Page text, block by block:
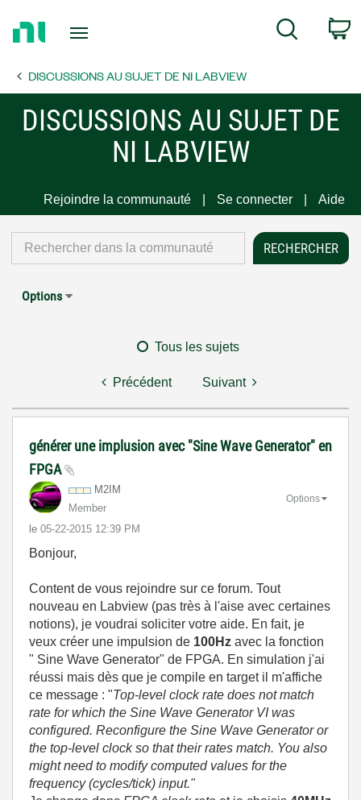
Page
Search
DISCUSSIONS AU SUJET DE NI LABVIEW
DISCUSSIONS AU SUJET DE
NI LABVIEW
Rejoindre la communauté Se connecter Aide
Options
Tous les sujets
Précédent Suivant
générer une implusion avec "Sine Wave Generator" en
FPGA
M2IM
Member
le ‎05-22-2015 12:39 PM
Options
Bonjour,
Content de vous rejoindre sur ce forum. Tout
nouveau en Labview (pas très à l'aise avec certaines
notions), je voudrai soliciter votre aide. En fait, je
veux créer une impulsion de 100Hz avec la fonction
" Sine Wave Generator" de FPGA. En simulation j'ai
réussi mais dès que je compile en target il m'affiche
ce message : "Top-level clock rate does not match
rate for which the Sine Wave Generator VI was
configured. Reconfigure the Sine Wave Generator or
the top-level clock so that their rates match. You also
might need to modify computed values for the
frequency (cycles/tick) input."